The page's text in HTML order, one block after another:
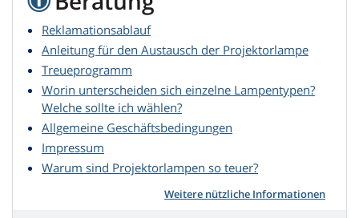
Reklamationsablauf
Anleitung für den Austausch der Projektorlampe
Treueprogramm
Worin unterscheiden sich einzelne Lampentypen?
Welche sollte ich wählen?
Allgemeine Geschäftsbedingungen
Impressum
Warum sind Projektorlampen so teuer?
Weitere nützliche Informationen